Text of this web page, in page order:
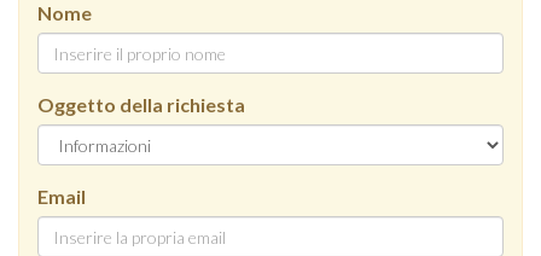
Nome
Oggetto della richiesta
Email